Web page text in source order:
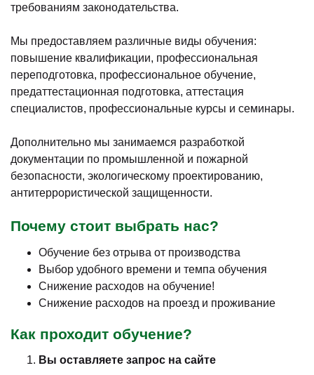
требованиям законодательства.
Мы предоставляем различные виды обучения:
повышение квалификации, профессиональная
переподготовка, профессиональное обучение,
предаттестационная подготовка, аттестация
специалистов, профессиональные курсы и семинары.
Дополнительно мы занимаемся разработкой
документации по промышленной и пожарной
безопасности, экологическому проектированию,
антитеррористической защищенности.
Почему стоит выбрать нас?
Обучение без отрыва от производства
Выбор удобного времени и темпа обучения
Снижение расходов на обучение!
Снижение расходов на проезд и проживание
Как проходит обучение?
Вы оставляете запрос на сайте